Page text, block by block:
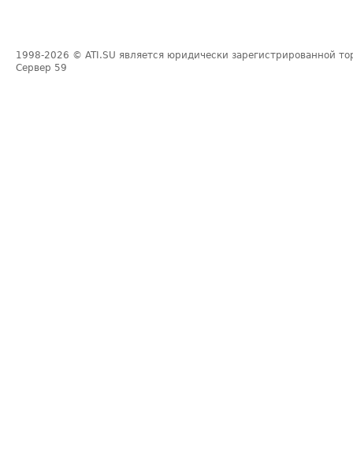
1998-2026 © ATI.SU является юридически зарегистрированной
Сервер 59